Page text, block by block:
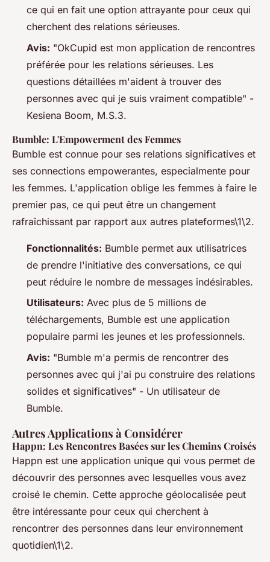
ce qui en fait une option attrayante pour ceux qui
cherchent des relations sérieuses.
Avis: "OkCupid est mon application de rencontres
préférée pour les relations sérieuses. Les
questions détaillées m'aident à trouver des
personnes avec qui je suis vraiment compatible" -
Kesiena Boom, M.S.3.
Bumble: L'Empowerment des Femmes
Bumble est connue pour ses relations significatives et
ses connections empowerantes, especialmente pour
les femmes. L'application oblige les femmes à faire le
premier pas, ce qui peut être un changement
rafraîchissant par rapport aux autres plateformes\1\2.
Fonctionnalités: Bumble permet aux utilisatrices
de prendre l'initiative des conversations, ce qui
peut réduire le nombre de messages indésirables.
Utilisateurs: Avec plus de 5 millions de
téléchargements, Bumble est une application
populaire parmi les jeunes et les professionnels.
Avis: "Bumble m'a permis de rencontrer des
personnes avec qui j'ai pu construire des relations
solides et significatives" - Un utilisateur de
Bumble.
Autres Applications à Considérer
Happn: Les Rencontres Basées sur les Chemins Croisés
Happn est une application unique qui vous permet de
découvrir des personnes avec lesquelles vous avez
croisé le chemin. Cette approche géolocalisée peut
être intéressante pour ceux qui cherchent à
rencontrer des personnes dans leur environnement
quotidien\1\2.